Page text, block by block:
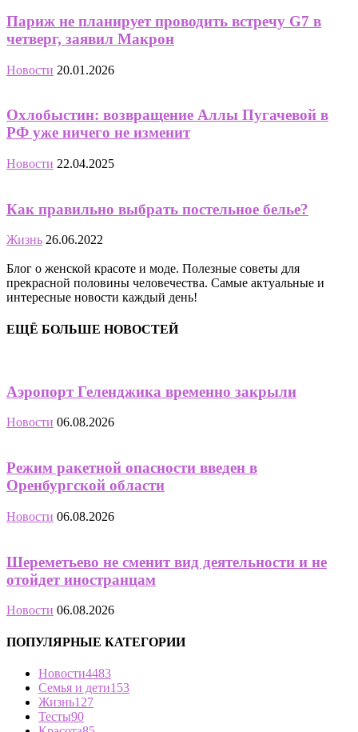
Париж не планирует проводить встречу G7 в
четверг, заявил Макрон
Новости 20.01.2026
Охлобыстин: возвращение Аллы Пугачевой в
РФ уже ничего не изменит
Новости 22.04.2025
Как правильно выбрать постельное белье?
Жизнь 26.06.2022
Блог о женской красоте и моде. Полезные советы для
прекрасной половины человечества. Самые актуальные и
интересные новости каждый день!
ЕЩЁ БОЛЬШЕ НОВОСТЕЙ
Аэропорт Геленджика временно закрыли
Новости 06.08.2026
Режим ракетной опасности введен в
Оренбургской области
Новости 06.08.2026
Шереметьево не сменит вид деятельности и не
отойдет иностранцам
Новости 06.08.2026
ПОПУЛЯРНЫЕ КАТЕГОРИИ
Новости4483
Семья и дети153
Жизнь127
Тесты90